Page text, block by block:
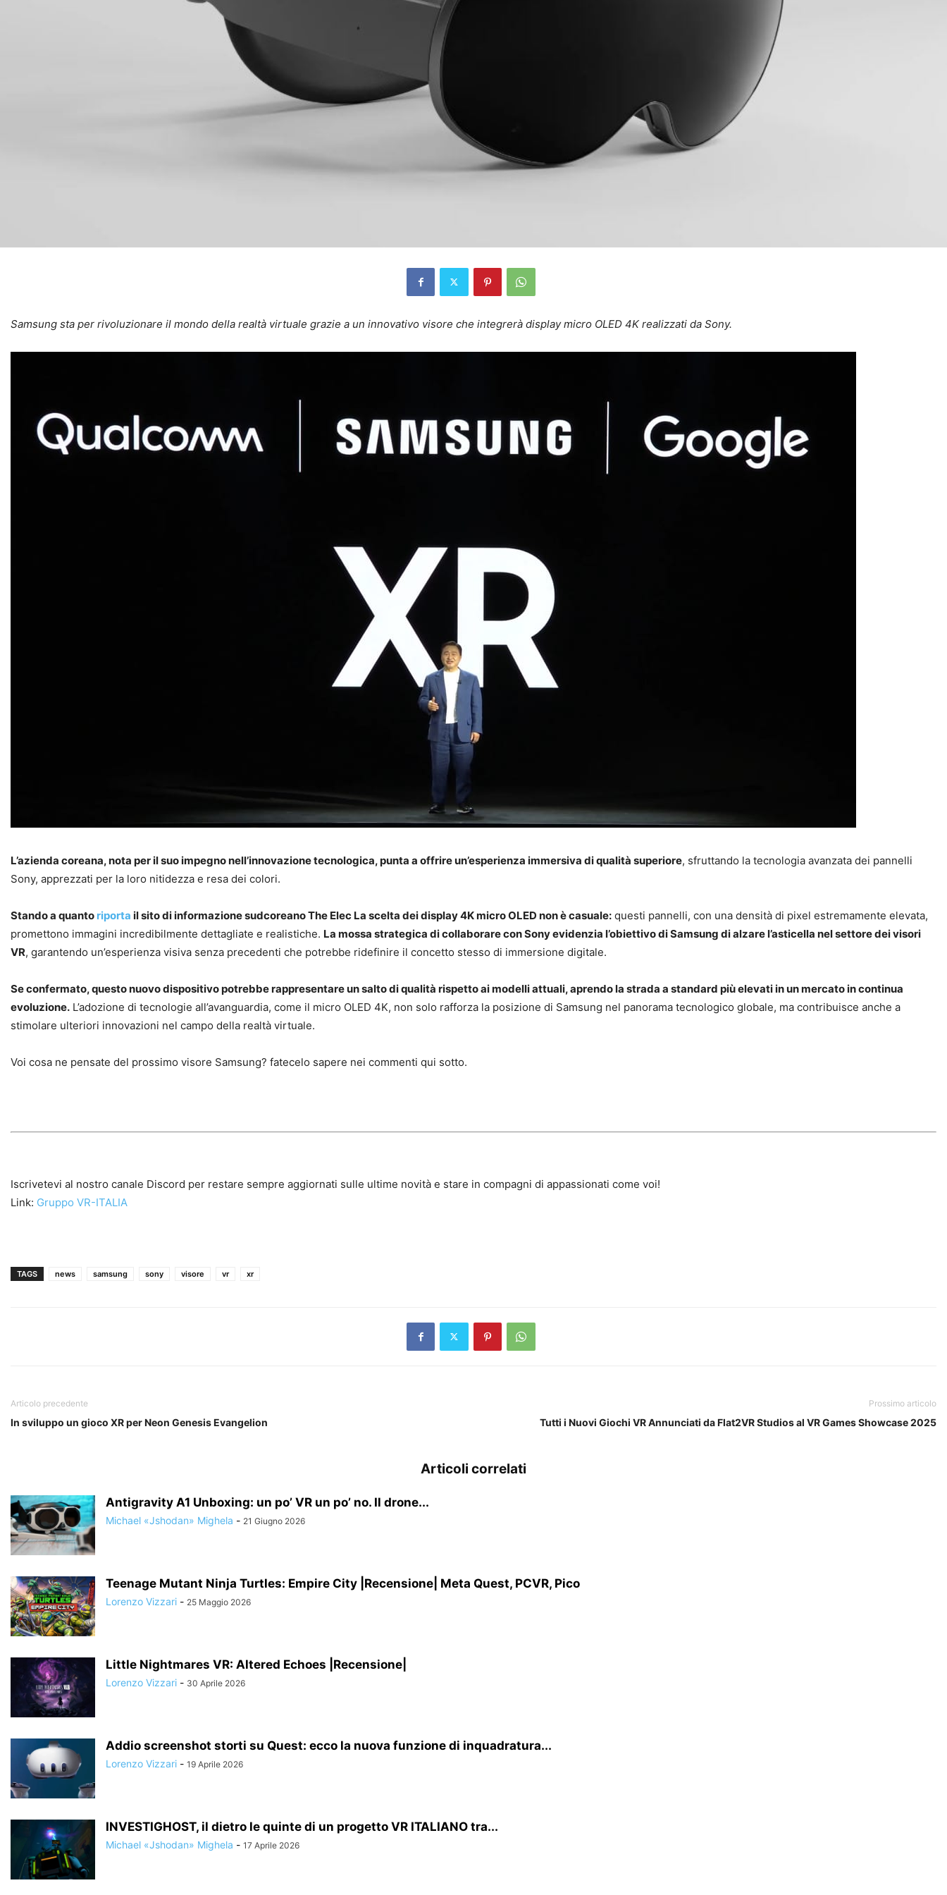
Samsung sta per rivoluzionare il mondo della realtà virtuale grazie a un innovativo visore che integrerà display micro OLED 4K realizzati da Sony.
L’azienda coreana, nota per il suo impegno nell’innovazione tecnologica, punta a offrire un’esperienza immersiva di qualità superiore, sfruttando la tecnologia avanzata dei pannelli
Sony, apprezzati per la loro nitidezza e resa dei colori.
Stando a quanto riporta il sito di informazione sudcoreano The Elec La scelta dei display 4K micro OLED non è casuale: questi pannelli, con una densità di pixel estremamente elevata,
promettono immagini incredibilmente dettagliate e realistiche. La mossa strategica di collaborare con Sony evidenzia l’obiettivo di Samsung di alzare l’asticella nel settore dei visori
VR, garantendo un’esperienza visiva senza precedenti che potrebbe ridefinire il concetto stesso di immersione digitale.
Se confermato, questo nuovo dispositivo potrebbe rappresentare un salto di qualità rispetto ai modelli attuali, aprendo la strada a standard più elevati in un mercato in continua
evoluzione. L’adozione di tecnologie all’avanguardia, come il micro OLED 4K, non solo rafforza la posizione di Samsung nel panorama tecnologico globale, ma contribuisce anche a
stimolare ulteriori innovazioni nel campo della realtà virtuale.
Voi cosa ne pensate del prossimo visore Samsung? fatecelo sapere nei commenti qui sotto.
Iscrivetevi al nostro canale Discord per restare sempre aggiornati sulle ultime novità e stare in compagni di appassionati come voi!
Link: Gruppo VR-ITALIA
TAGS news samsung sony visore vr xr
Articolo precedente
In sviluppo un gioco XR per Neon Genesis Evangelion
Prossimo articolo
Tutti i Nuovi Giochi VR Annunciati da Flat2VR Studios al VR Games Showcase 2025
Articoli correlati
Antigravity A1 Unboxing: un po’ VR un po’ no. Il drone...
Michael «Jshodan» Mighela - 21 Giugno 2026
Teenage Mutant Ninja Turtles: Empire City |Recensione| Meta Quest, PCVR, Pico
Lorenzo Vizzari - 25 Maggio 2026
Little Nightmares VR: Altered Echoes |Recensione|
Lorenzo Vizzari - 30 Aprile 2026
Addio screenshot storti su Quest: ecco la nuova funzione di inquadratura...
Lorenzo Vizzari - 19 Aprile 2026
INVESTIGHOST, il dietro le quinte di un progetto VR ITALIANO tra...
Michael «Jshodan» Mighela - 17 Aprile 2026